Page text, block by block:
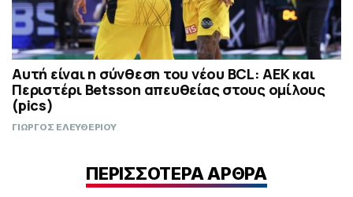
Αυτή είναι η σύνθεση του νέου BCL: ΑΕΚ και
Περιστέρι Betsson απευθείας στους ομίλους
(pics)
ΓΙΩΡΓΟΣ ΕΛΕΥΘΕΡΙΟΥ
ΠΕΡΙΣΣΟΤΕΡΑ ΑΡΘΡΑ